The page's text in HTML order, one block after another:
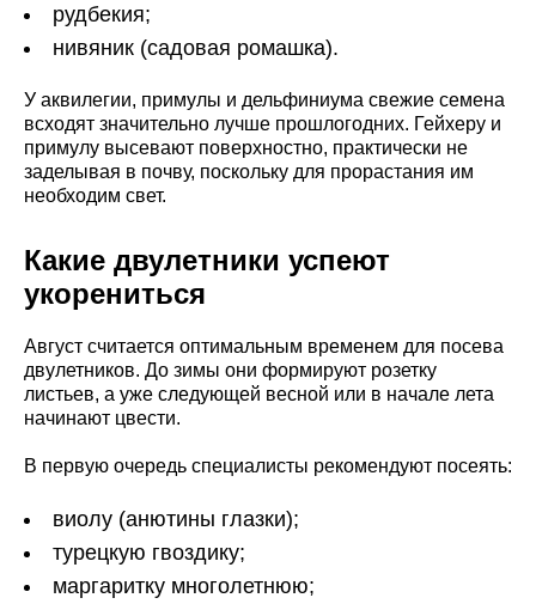
рудбекия;
нивяник (садовая ромашка).
У аквилегии, примулы и дельфиниума свежие семена
всходят значительно лучше прошлогодних. Гейхеру и
примулу высевают поверхностно, практически не
заделывая в почву, поскольку для прорастания им
необходим свет.
Какие двулетники успеют
укорениться
Август считается оптимальным временем для посева
двулетников. До зимы они формируют розетку
листьев, а уже следующей весной или в начале лета
начинают цвести.
В первую очередь специалисты рекомендуют посеять:
виолу (анютины глазки);
турецкую гвоздику;
маргаритку многолетнюю;